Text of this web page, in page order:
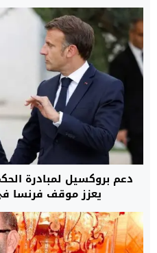
دعم بروكسيل لمبادرة
يعزز موقف فرنسا